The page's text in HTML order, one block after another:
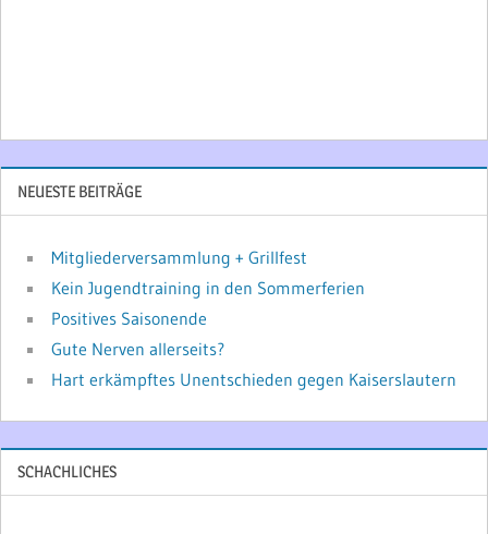
NEUESTE BEITRÄGE
Mitgliederversammlung + Grillfest
Kein Jugendtraining in den Sommerferien
Positives Saisonende
Gute Nerven allerseits?
Hart erkämpftes Unentschieden gegen Kaiserslautern
SCHACHLICHES